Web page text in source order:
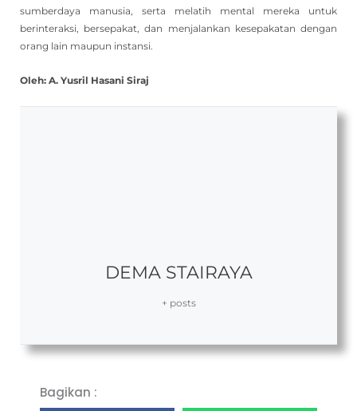
sumberdaya manusia, serta melatih mental mereka untuk
berinteraksi, bersepakat, dan menjalankan kesepakatan dengan
orang lain maupun instansi.
Oleh: A. Yusril Hasani Siraj
DEMA STAIRAYA
+ posts
Bagikan :